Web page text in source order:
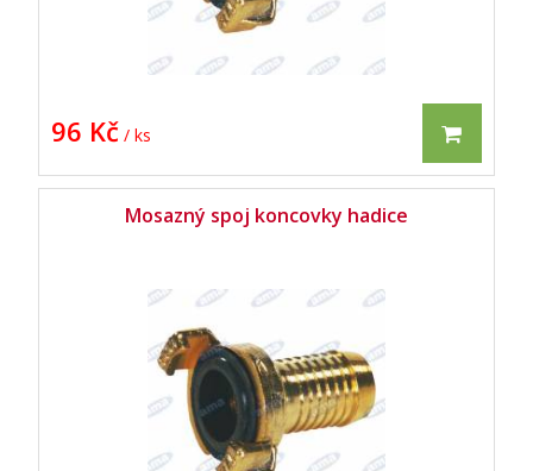
96 Kč / ks
Mosazný spoj koncovky hadice